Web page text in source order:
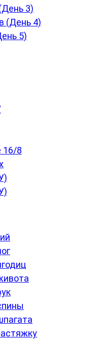
3)
(День 4)
5)
16/8